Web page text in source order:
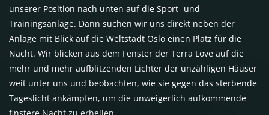
unserer Position nach unten auf die Sport- und
Trainingsanlage. Dann suchen wir uns direkt neben der
Anlage mit Blick auf die Weltstadt Oslo einen Platz für die
Nacht. Wir blicken aus dem Fenster der Terra Love auf die
mehr und mehr aufblitzenden Lichter der unzähligen Häuser
weit unter uns und beobachten, wie sie gegen das sterbende
Tageslicht ankämpfen, um die unweigerlich aufkommende